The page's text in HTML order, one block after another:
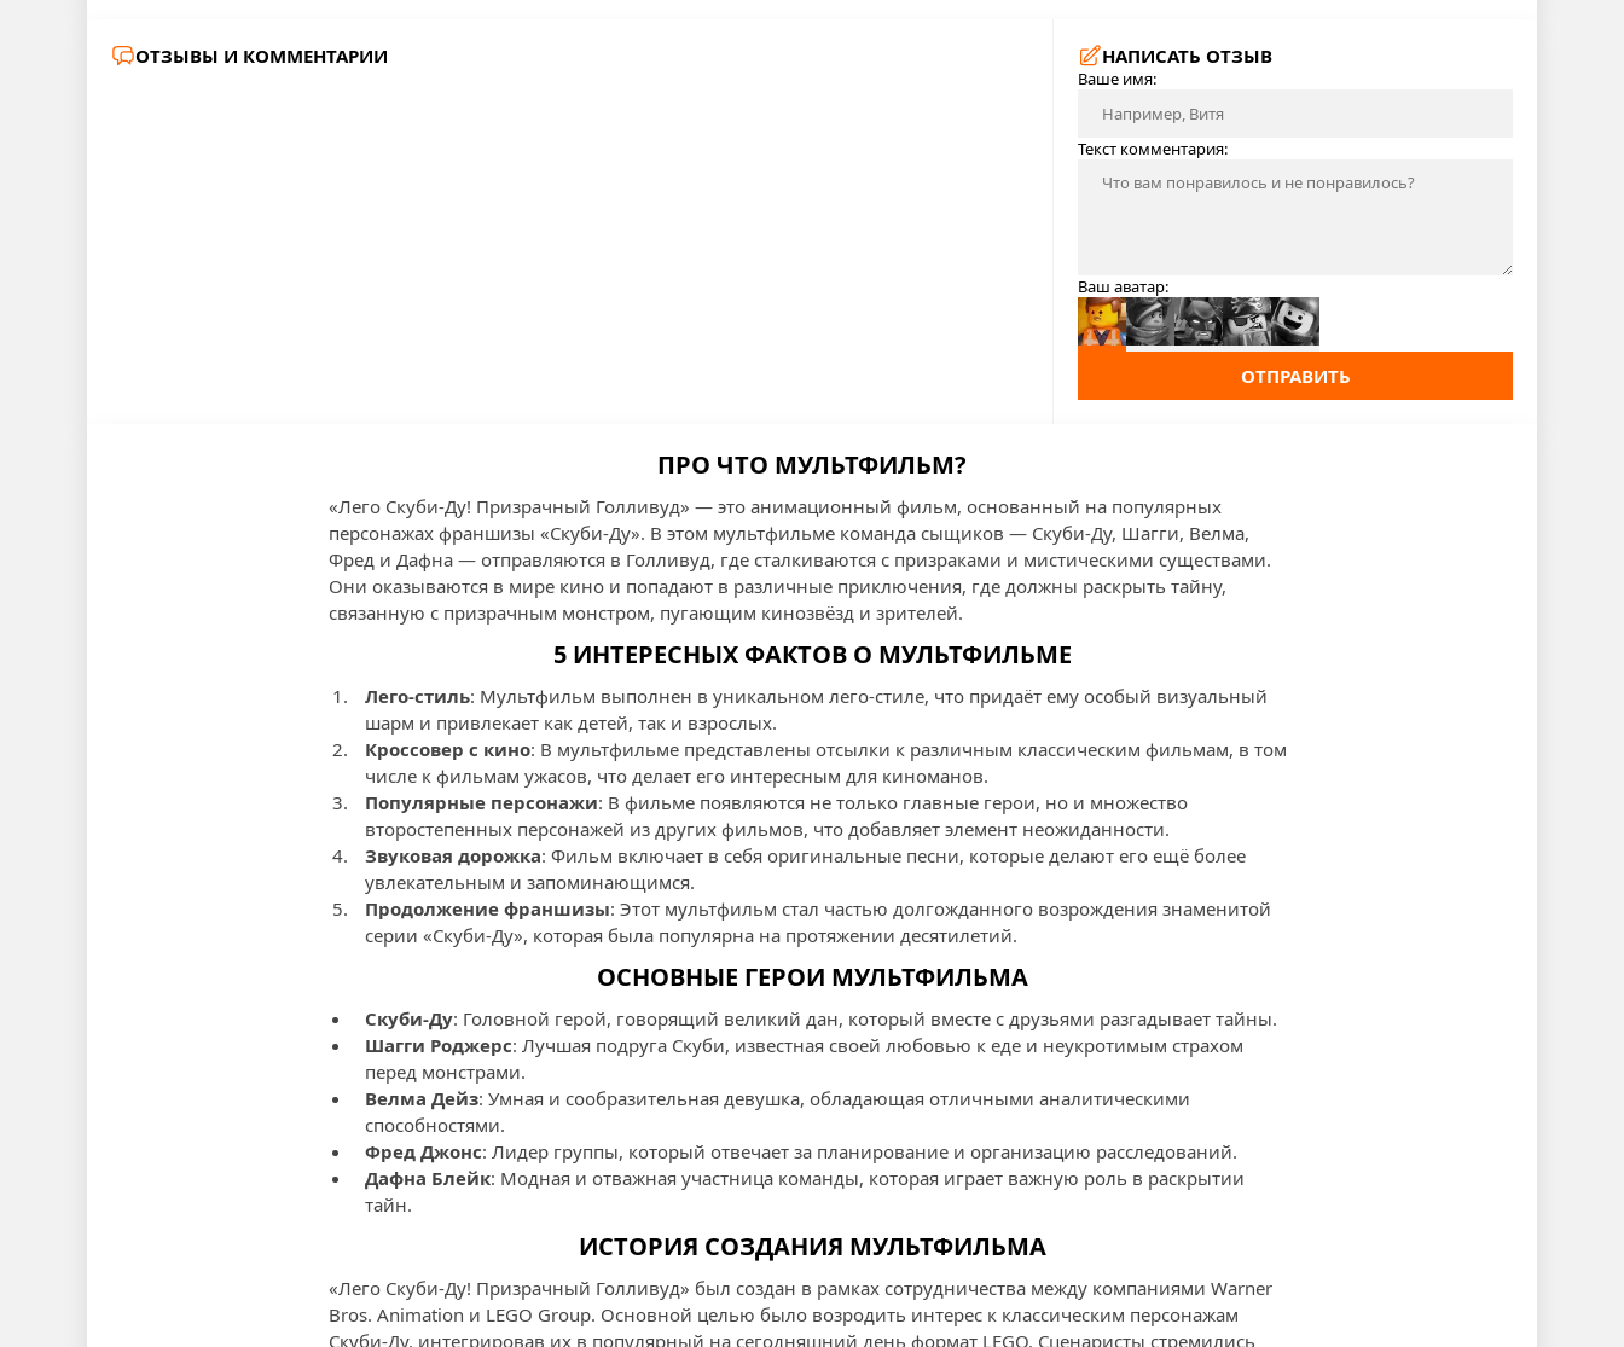
ОТЗЫВЫ И КОММЕНТАРИИ НАПИСАТЬ ОТЗЫВ
Ваше имя:
Текст комментария:
Ваш аватар:
ОТПРАВИТЬ
ПРО ЧТО МУЛЬТФИЛЬМ?
«Лего Скуби-Ду! Призрачный Голливуд» — это анимационный фильм, основанный на популярных
персонажах франшизы «Скуби-Ду». В этом мультфильме команда сыщиков — Скуби-Ду, Шагги, Велма,
Фред и Дафна — отправляются в Голливуд, где сталкиваются с призраками и мистическими существами.
Они оказываются в мире кино и попадают в различные приключения, где должны раскрыть тайну,
связанную с призрачным монстром, пугающим кинозвёзд и зрителей.
5 ИНТЕРЕСНЫХ ФАКТОВ О МУЛЬТФИЛЬМЕ
Лего-стиль: Мультфильм выполнен в уникальном лего-стиле, что придаёт ему особый визуальный
шарм и привлекает как детей, так и взрослых.
Кроссовер с кино: В мультфильме представлены отсылки к различным классическим фильмам, в том
числе к фильмам ужасов, что делает его интересным для киноманов.
Популярные персонажи: В фильме появляются не только главные герои, но и множество
второстепенных персонажей из других фильмов, что добавляет элемент неожиданности.
Звуковая дорожка: Фильм включает в себя оригинальные песни, которые делают его ещё более
увлекательным и запоминающимся.
Продолжение франшизы: Этот мультфильм стал частью долгожданного возрождения знаменитой
серии «Скуби-Ду», которая была популярна на протяжении десятилетий.
ОСНОВНЫЕ ГЕРОИ МУЛЬТФИЛЬМА
Скуби-Ду: Головной герой, говорящий великий дан, который вместе с друзьями разгадывает тайны.
Шагги Роджерс: Лучшая подруга Скуби, известная своей любовью к еде и неукротимым страхом
перед монстрами.
Велма Дейз: Умная и сообразительная девушка, обладающая отличными аналитическими
способностями.
Фред Джонс: Лидер группы, который отвечает за планирование и организацию расследований.
Дафна Блейк: Модная и отважная участница команды, которая играет важную роль в раскрытии
тайн.
ИСТОРИЯ СОЗДАНИЯ МУЛЬТФИЛЬМА
«Лего Скуби-Ду! Призрачный Голливуд» был создан в рамках сотрудничества между компаниями Warner
Bros. Animation и LEGO Group. Основной целью было возродить интерес к классическим персонажам
Скуби-Ду, интегрировав их в популярный на сегодняшний день формат LEGO. Сценаристы стремились